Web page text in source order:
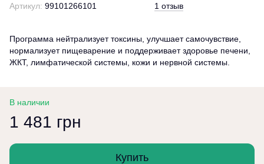
Артикул: 99101266101 1 отзыв
Программа нейтрализует токсины, улучшает самочувствие,
нормализует пищеварение и поддерживает здоровье печени,
ЖКТ, лимфатической системы, кожи и нервной системы.
В наличии
1 481 грн
Купить